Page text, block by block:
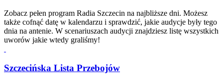
Zobacz pełen program Radia Szczecin na najbliższe dni. Możesz
także cofnąć datę w kalendarzu i sprawdzić, jakie audycje były tego
dnia na antenie. W scenariuszach audycji znajdziesz listę wszystkich
uworów jakie wtedy graliśmy!
Szczecińska Lista Przebojów